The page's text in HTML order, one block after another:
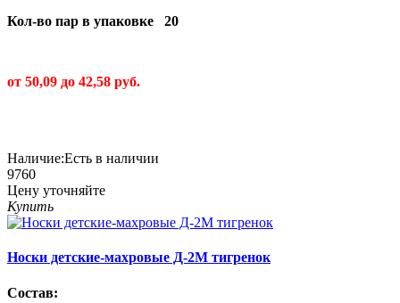
Кол-во пар в упаковке 20
от 50,09 до 42,58 руб.
Наличие:Есть в наличии
9760
Цену уточняйте
Купить
Носки детские-махровые Д-2М тигренок
Состав: